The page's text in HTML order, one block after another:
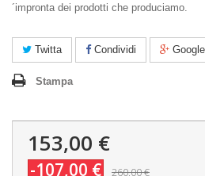
´impronta dei prodotti che produciamo.
Twitta Condividi
Stampa
153,00 €
-107,00 € 260,00 €